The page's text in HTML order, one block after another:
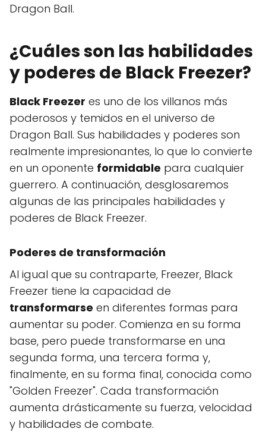
Dragon Ball.
¿Cuáles son las habilidades
y poderes de Black Freezer?
Black Freezer es uno de los villanos más
poderosos y temidos en el universo de
Dragon Ball. Sus habilidades y poderes son
realmente impresionantes, lo que lo convierte
en un oponente formidable para cualquier
guerrero. A continuación, desglosaremos
algunas de las principales habilidades y
poderes de Black Freezer.
Poderes de transformación
Al igual que su contraparte, Freezer, Black
Freezer tiene la capacidad de
transformarse en diferentes formas para
aumentar su poder. Comienza en su forma
base, pero puede transformarse en una
segunda forma, una tercera forma y,
finalmente, en su forma final, conocida como
"Golden Freezer". Cada transformación
aumenta drásticamente su fuerza, velocidad
y habilidades de combate.